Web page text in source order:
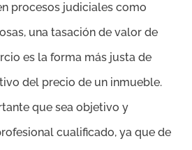
procesos judiciales como
una tasación de valor de
es la forma más justa de
del precio de un inmueble.
que sea objetivo y
cualificado, ya que de